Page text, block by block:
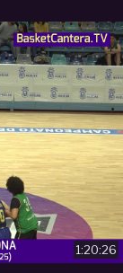
1:20:26